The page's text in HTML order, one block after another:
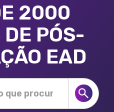
2000
DE PÓS-
EAD